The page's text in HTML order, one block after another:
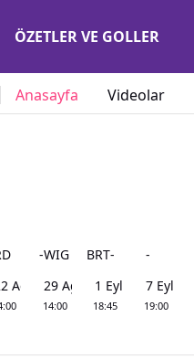
ÖZETLER VE GOLLER
Anasayfa Videolar
Ağu Cts
-WIG
29 Ağu Cts
14:00
BRT-
1 Eyl Sal
18:45
-
7 Eyl Pts
19:00